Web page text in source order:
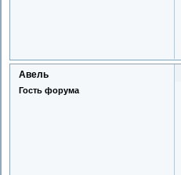
Авель
Гость форума